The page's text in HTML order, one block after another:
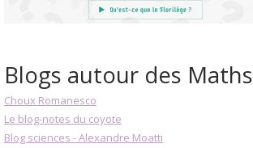
Blogs autour des Maths
Choux Romanesco
Le blog-notes du coyote
Blog sciences - Alexandre Moatti